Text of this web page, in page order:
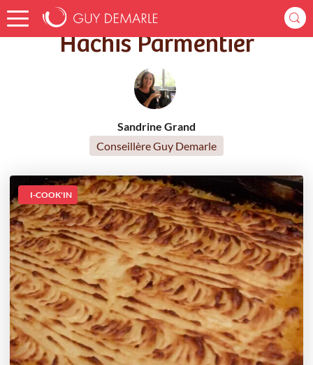
Accueil Recettes Hachis Parmentier
Hachis Parmentier
Sandrine Grand
Conseillère Guy Demarle
I-COOK'IN